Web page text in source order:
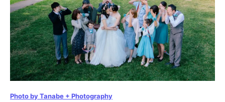
Photo by Tanabe + Photography